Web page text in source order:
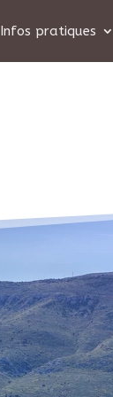
Infos pratiques